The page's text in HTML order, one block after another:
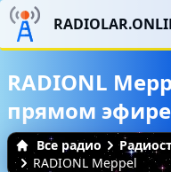
RADIONL
прямом эфире
Все радио
RADIONL Meppel